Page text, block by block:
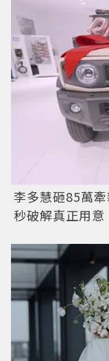
李多慧砸85萬
秒破解真正用意